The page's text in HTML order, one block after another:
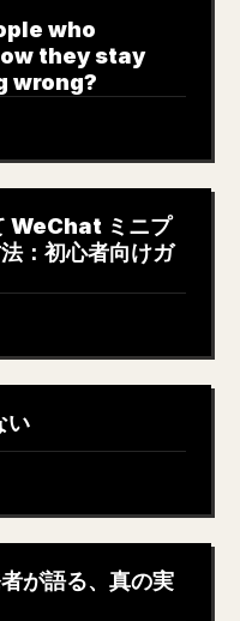
who
they stay
wrong?
WeChat ミニプ
：初心者向けガ
い
が語る、真の実